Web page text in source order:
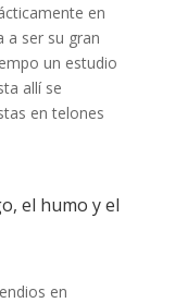
en
a ser su gran
un estudio
allí se
en telones
el humo y el
en